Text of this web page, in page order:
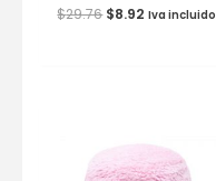
$29.76 $8.92 Iva incluido